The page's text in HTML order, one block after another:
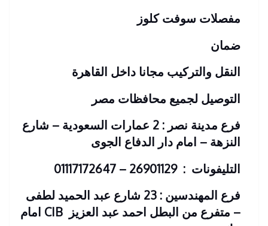
مفصلات سوفت كلوز
ضمان
النقل والتركيب مجانا داخل القاهرة
التوصيل لجميع محافظات مصر
فرع مدينة نصر : 2 عمارات السعودية – شارع
النزهة – امام دار الدفاع الجوى
التليفونات : 26901129 – 01117172647
فرع المهندسين : 23 شارع عبد الحميد لطفى
– متفرع من البطل احمد عبد العزيز
CIB امام